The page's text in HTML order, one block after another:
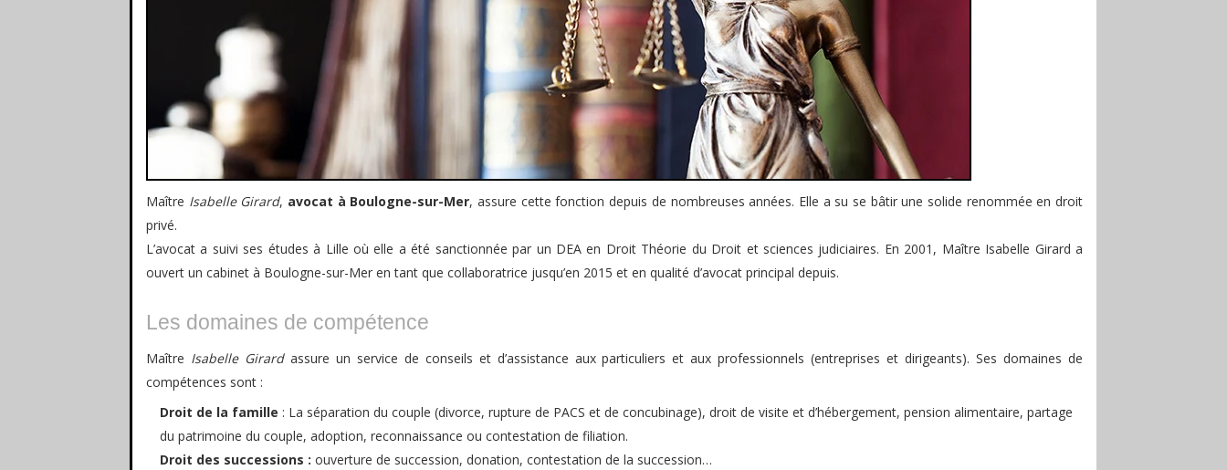
Maître Isabelle Girard, avocat à Boulogne-sur-Mer, assure cette fonction depuis de nombreuses années. Elle a su se bâtir une solide renommée en droit
privé.
L’avocat a suivi ses études à Lille où elle a été sanctionnée par un DEA en Droit Théorie du Droit et sciences judiciaires. En 2001, Maître Isabelle Girard a
ouvert un cabinet à Boulogne-sur-Mer en tant que collaboratrice jusqu’en 2015 et en qualité d’avocat principal depuis.
Les domaines de compétence
Maître Isabelle Girardassure un service de conseils et d’assistance aux particuliers et aux professionnels (entreprises et dirigeants). Ses domaines de
compétences sont :
Droit de la famille : La séparation du couple (divorce, rupture de PACS et de concubinage), droit de visite et d’hébergement, pension alimentaire, partage
du patrimoine du couple, adoption, reconnaissance ou contestation de filiation.
Droit des successions : ouverture de succession, donation, contestation de la succession…